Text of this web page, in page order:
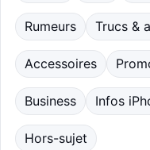
Rumeurs Trucs &
Accessoires
Business Infos
Hors-sujet